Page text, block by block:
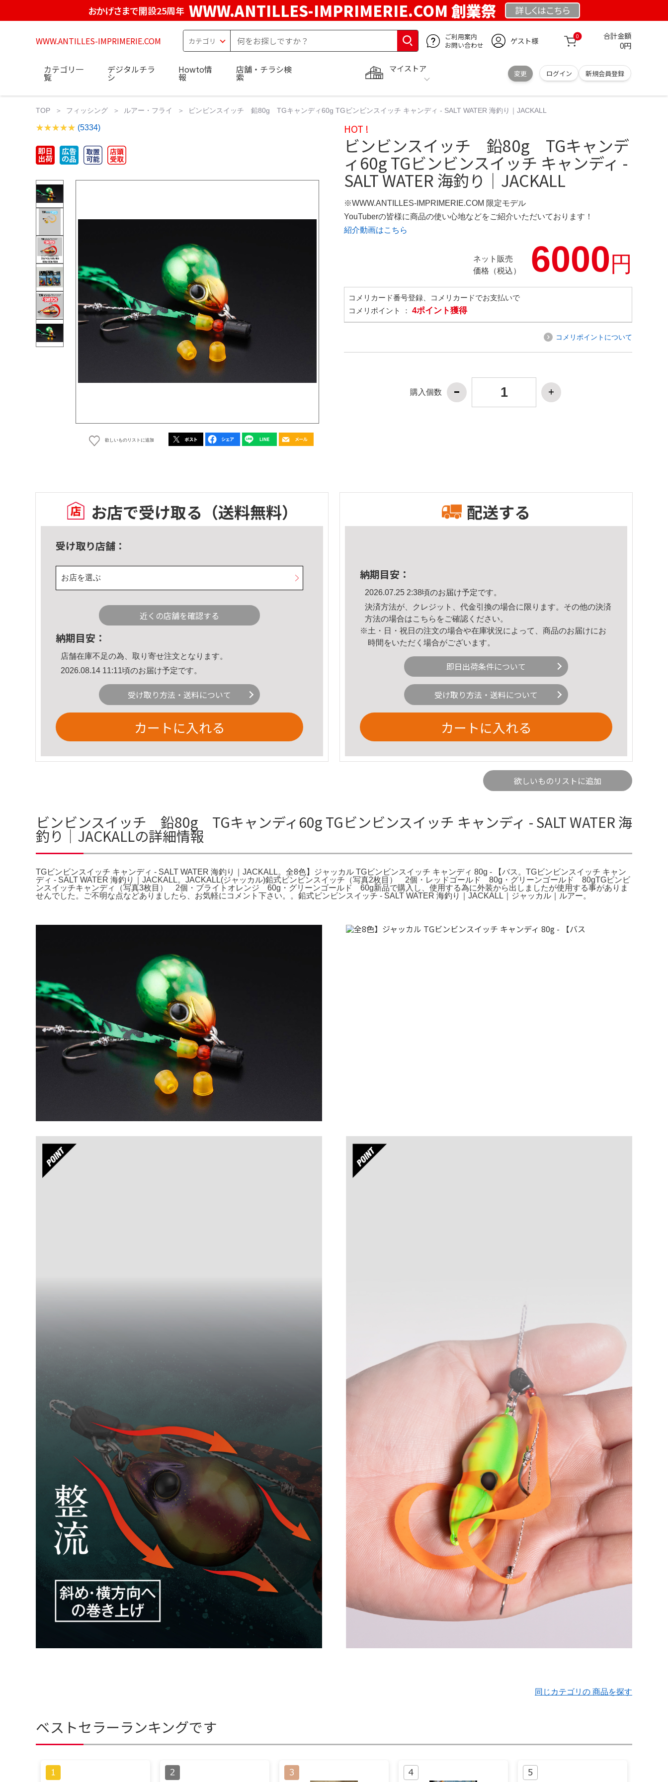
おかげさまで開設25周年 WWW.ANTILLES-IMPRIMERIE.COM 創業祭 詳しくはこちら
WWW.ANTILLES-IMPRIMERIE.COM
ご利用案内
お問い合わせ
ゲスト様 0 合計金額
0円
マイストア
変更 ログイン 新規会員登録
カテゴリ一
覧
デジタルチラ
シ
Howto情
報
店舗・チラシ検
索
TOP フィッシング ルアー・フライ ビンビンスイッチ 鉛80g TGキャンディ60g TGビンビンスイッチ キャンディ - SALT WATER 海釣り｜JACKALL
(5334)
欲しいものリストに追加
HOT !
ビンビンスイッチ 鉛80g TGキャンデ
ィ60g TGビンビンスイッチ キャンディ -
SALT WATER 海釣り｜JACKALL
※WWW.ANTILLES-IMPRIMERIE.COM 限定モデル
YouTuberの皆様に商品の使い心地などをご紹介いただいております！
紹介動画はこちら
ネット販売
価格（税込）
6000円
コメリカード番号登録、コメリカードでお支払いで
コメリポイント ： 4ポイント獲得
コメリポイントについて
購入個数
お店で受け取る （送料無料）
受け取り店舗：
お店を選ぶ
近くの店舗を確認する
納期目安：
店舗在庫不足の為、取り寄せ注文となります。
2026.08.14 11:11頃のお届け予定です。
受け取り方法・送料について
カートに入れる
配送する
納期目安：
2026.07.25 2:38頃のお届け予定です。
決済方法が、クレジット、代金引換の場合に限ります。その他の決済
方法の場合はこちら をご確認ください。
※土・日・祝日の注文の場合や在庫状況によって、商品のお届けにお
時間をいただく場合がございます。
即日出荷条件について
受け取り方法・送料について
カートに入れる
欲しいものリストに追加
ビンビンスイッチ 鉛80g TGキャンディ60g TGビンビンスイッチ キャンディ - SALT WATER 海
釣り｜JACKALLの詳細情報
TGビンビンスイッチ キャンディ - SALT WATER 海釣り｜JACKALL。全8色】ジャッカル TGビンビンスイッチ キャンディ 80g - 【バス。TGビンビンスイッチ キャン
ディ - SALT WATER 海釣り｜JACKALL。JACKALL(ジャッカル)鉛式ビンビンスイッチ（写真2枚目） 2個・レッドゴールド 80g・グリーンゴールド 80gTGビンビ
ンスイッチキャンディ（写真3枚目） 2個・ブライトオレンジ 60g・グリーンゴールド 60g新品で購入し、使用する為に外装から出しましたが使用する事がありま
せんでした。ご不明な点などありましたら、お気軽にコメント下さい。。鉛式ビンビンスイッチ - SALT WATER 海釣り｜JACKALL｜ジャッカル｜ルアー。
同じカテゴリの 商品を探す
ベストセラーランキングです